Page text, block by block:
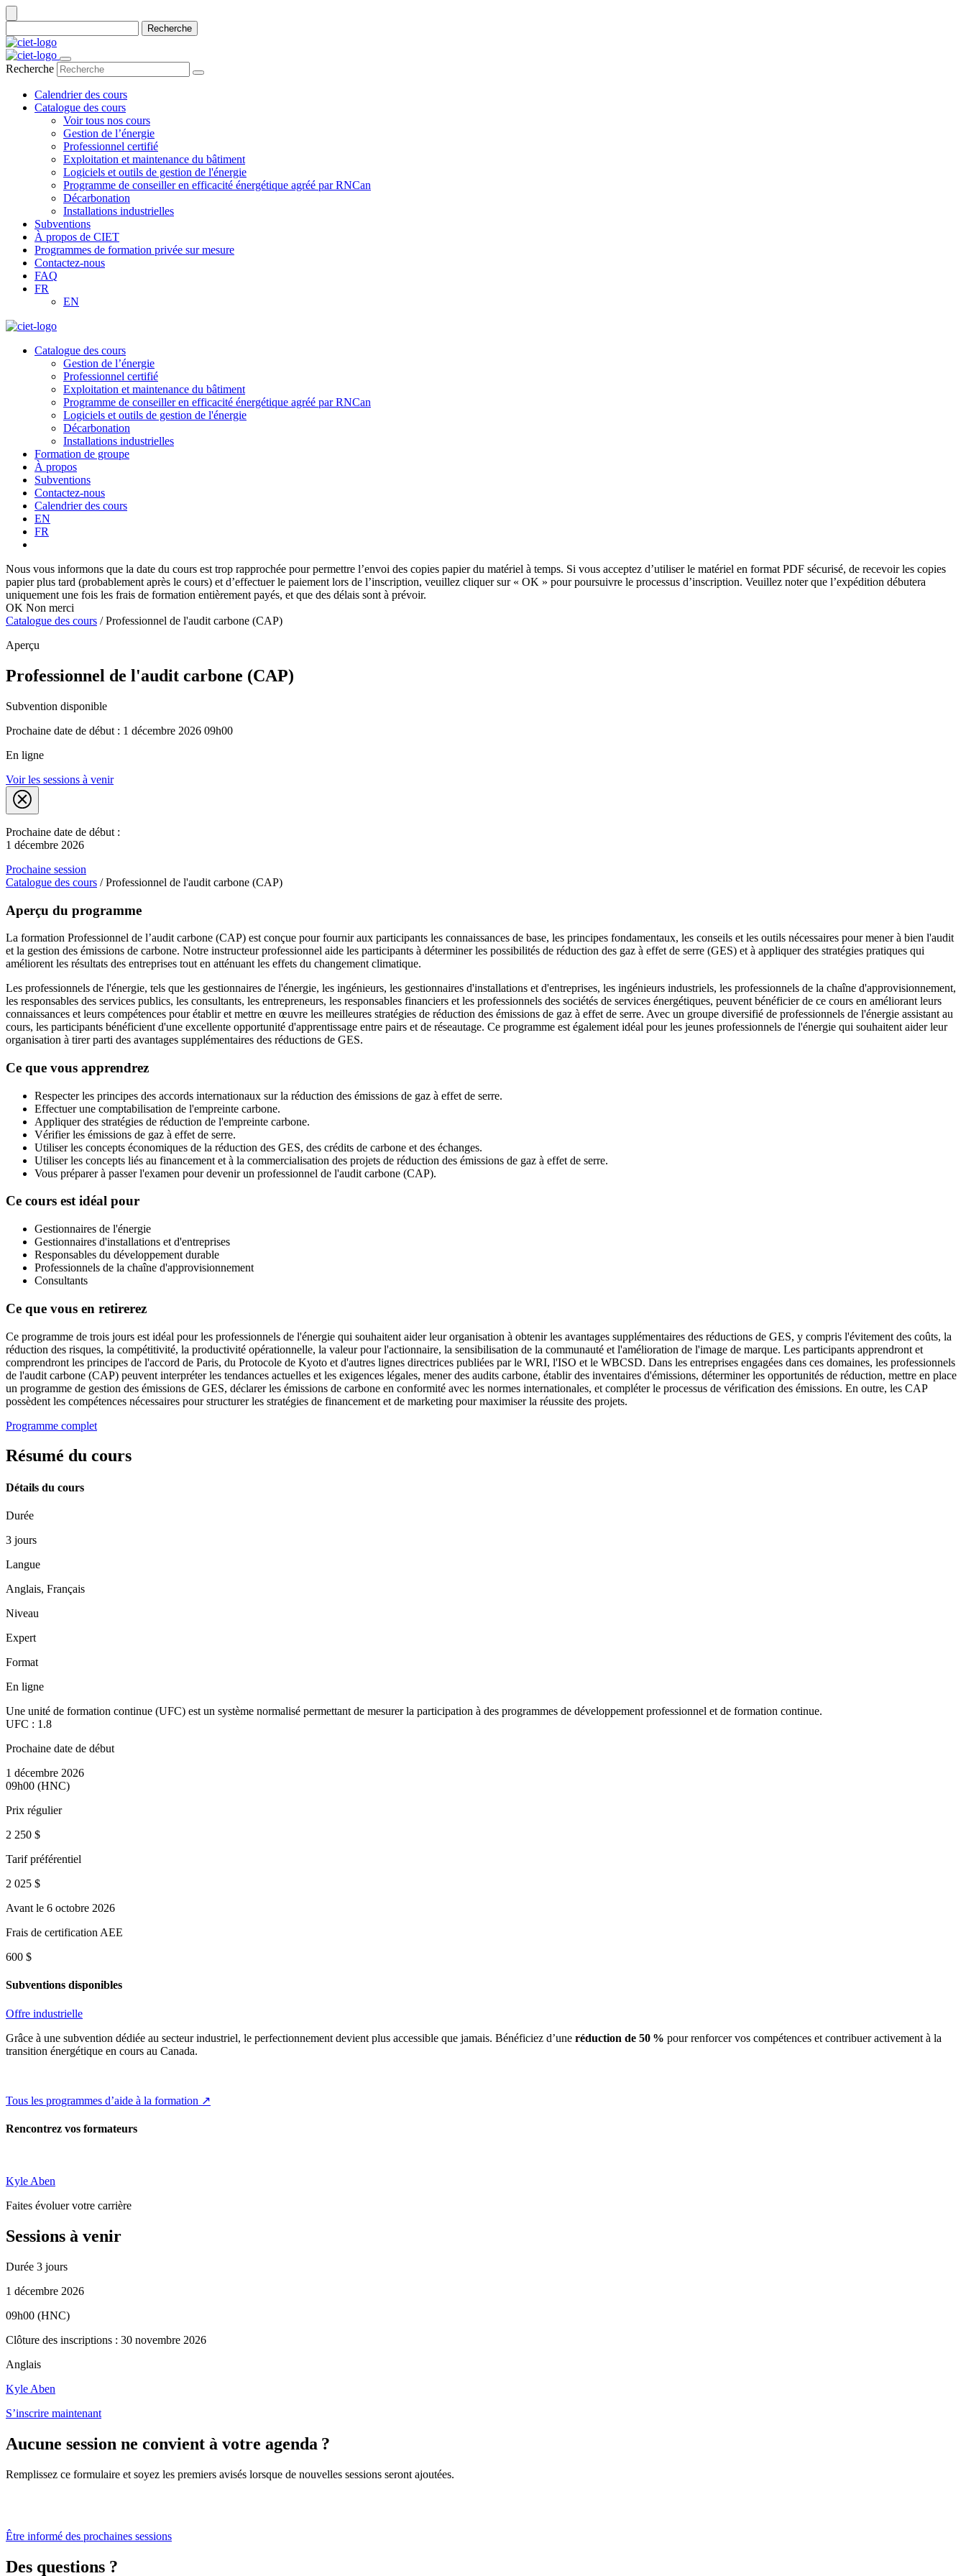
Recherche
Recherche
Calendrier des cours
Catalogue des cours
Voir tous nos cours
Gestion de l’énergie
Professionnel certifié
Exploitation et maintenance du bâtiment
Logiciels et outils de gestion de l'énergie
Programme de conseiller en efficacité énergétique agréé par RNCan
Décarbonation
Installations industrielles
Subventions
À propos de CIET
Programmes de formation privée sur mesure
Contactez-nous
FAQ
FR
EN
Catalogue des cours
Gestion de l’énergie
Professionnel certifié
Exploitation et maintenance du bâtiment
Programme de conseiller en efficacité énergétique agréé par RNCan
Logiciels et outils de gestion de l'énergie
Décarbonation
Installations industrielles
Formation de groupe
À propos
Subventions
Contactez-nous
Calendrier des cours
EN
FR
Nous vous informons que la date du cours est trop rapprochée pour permettre l’envoi des copies papier du matériel à temps. Si vous acceptez d’utiliser le matériel en format PDF sécurisé, de recevoir les copies
papier plus tard (probablement après le cours) et d’effectuer le paiement lors de l’inscription, veuillez cliquer sur « OK » pour poursuivre le processus d’inscription. Veuillez noter que l’expédition débutera
uniquement une fois les frais de formation entièrement payés, et que des délais sont à prévoir.
OK Non merci
Catalogue des cours / Professionnel de l'audit carbone (CAP)
Aperçu
Professionnel de l'audit carbone (CAP)
Subvention disponible
Prochaine date de début : 1 décembre 2026 09h00
En ligne
Voir les sessions à venir
Prochaine date de début :
1 décembre 2026
Prochaine session
Catalogue des cours / Professionnel de l'audit carbone (CAP)
Aperçu du programme
La formation Professionnel de l’audit carbone (CAP) est conçue pour fournir aux participants les connaissances de base, les principes fondamentaux, les conseils et les outils nécessaires pour mener à bien l'audit
et la gestion des émissions de carbone. Notre instructeur professionnel aide les participants à déterminer les possibilités de réduction des gaz à effet de serre (GES) et à appliquer des stratégies pratiques qui
améliorent les résultats des entreprises tout en atténuant les effets du changement climatique.
Les professionnels de l'énergie, tels que les gestionnaires de l'énergie, les ingénieurs, les gestionnaires d'installations et d'entreprises, les ingénieurs industriels, les professionnels de la chaîne d'approvisionnement,
les responsables des services publics, les consultants, les entrepreneurs, les responsables financiers et les professionnels des sociétés de services énergétiques, peuvent bénéficier de ce cours en améliorant leurs
connaissances et leurs compétences pour établir et mettre en œuvre les meilleures stratégies de réduction des émissions de gaz à effet de serre. Avec un groupe diversifié de professionnels de l'énergie assistant au
cours, les participants bénéficient d'une excellente opportunité d'apprentissage entre pairs et de réseautage. Ce programme est également idéal pour les jeunes professionnels de l'énergie qui souhaitent aider leur
organisation à tirer parti des avantages supplémentaires des réductions de GES.
Ce que vous apprendrez
Respecter les principes des accords internationaux sur la réduction des émissions de gaz à effet de serre.
Effectuer une comptabilisation de l'empreinte carbone.
Appliquer des stratégies de réduction de l'empreinte carbone.
Vérifier les émissions de gaz à effet de serre.
Utiliser les concepts économiques de la réduction des GES, des crédits de carbone et des échanges.
Utiliser les concepts liés au financement et à la commercialisation des projets de réduction des émissions de gaz à effet de serre.
Vous préparer à passer l'examen pour devenir un professionnel de l'audit carbone (CAP).
Ce cours est idéal pour
Gestionnaires de l'énergie
Gestionnaires d'installations et d'entreprises
Responsables du développement durable
Professionnels de la chaîne d'approvisionnement
Consultants
Ce que vous en retirerez
Ce programme de trois jours est idéal pour les professionnels de l'énergie qui souhaitent aider leur organisation à obtenir les avantages supplémentaires des réductions de GES, y compris l'évitement des coûts, la
réduction des risques, la compétitivité, la productivité opérationnelle, la valeur pour l'actionnaire, la sensibilisation de la communauté et l'amélioration de l'image de marque. Les participants apprendront et
comprendront les principes de l'accord de Paris, du Protocole de Kyoto et d'autres lignes directrices publiées par le WRI, l'ISO et le WBCSD. Dans les entreprises engagées dans ces domaines, les professionnels
de l'audit carbone (CAP) peuvent interpréter les tendances actuelles et les exigences légales, mener des audits carbone, établir des inventaires d'émissions, déterminer les opportunités de réduction, mettre en place
un programme de gestion des émissions de GES, déclarer les émissions de carbone en conformité avec les normes internationales, et compléter le processus de vérification des émissions. En outre, les CAP
possèdent les compétences nécessaires pour structurer les stratégies de financement et de marketing pour maximiser la réussite des projets.
Programme complet
Résumé du cours
Détails du cours
Durée
3 jours
Langue
Anglais, Français
Niveau
Expert
Format
En ligne
Une unité de formation continue (UFC) est un système normalisé permettant de mesurer la participation à des programmes de développement professionnel et de formation continue.
UFC : 1.8
Prochaine date de début
1 décembre 2026
09h00 (HNC)
Prix régulier
2 250 $
Tarif préférentiel
2 025 $
Avant le 6 octobre 2026
Frais de certification AEE
600 $
Subventions disponibles
Offre industrielle
Grâce à une subvention dédiée au secteur industriel, le perfectionnement devient plus accessible que jamais. Bénéficiez d’une réduction de 50 % pour renforcer vos compétences et contribuer activement à la
transition énergétique en cours au Canada.
Tous les programmes d’aide à la formation ↗
Rencontrez vos formateurs
Kyle Aben
Faites évoluer votre carrière
Sessions à venir
Durée 3 jours
1 décembre 2026
09h00 (HNC)
Clôture des inscriptions : 30 novembre 2026
Anglais
Kyle Aben
S’inscrire maintenant
Aucune session ne convient à votre agenda ?
Remplissez ce formulaire et soyez les premiers avisés lorsque de nouvelles sessions seront ajoutées.
Être informé des prochaines sessions
Des questions ?